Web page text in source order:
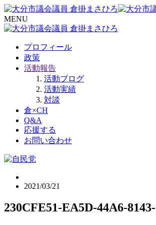
MENU
プロフィール
政策
活動報告
活動ブログ
活動実績
対談
倉×CH
Q&A
応援する
お問い合わせ
2021/03/21
230CFE51-EA5D-44A6-